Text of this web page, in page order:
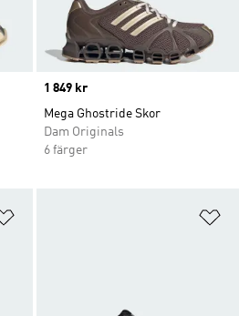
Price
1 849 kr
Mega Ghostride Skor
Dam Originals
6 färger